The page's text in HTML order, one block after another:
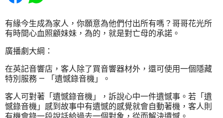
有緣今生成為家人，你願意為他們付出所有嗎？哥哥花光所
有時間心血照顧妹妹，為的，就是對亡母的承諾。
廣播劇大綱：
在英記音響店，客人除了買音響器材外，還可使用一個隱藏
特別服務 — 「遺憾錄音機」。
客人可對著「遺憾錄音機」，訴說心中一件遺憾事。若「遺
憾錄音機」感到故事中有遺憾的感覺就會自動著機，客人則